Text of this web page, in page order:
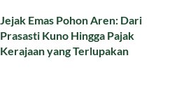
Jejak Emas Pohon Aren: Dari
Prasasti Kuno Hingga Pajak
Kerajaan yang Terlupakan